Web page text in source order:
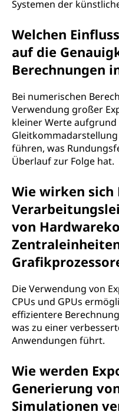
Systemen der
Welchen
auf die
Berechnungen
Bei numerischen
Verwendung großer
kleiner Werte
führen, was
Überlauf zur Folge hat.
Wie wirken sich
von
Die Verwendung von
CPUs und GPUs
effizientere
was zu einer
Anwendungen führt.
Wie werden
Generierung
Simulationen